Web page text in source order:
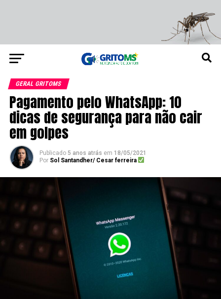
GERAL GRITOMS
Pagamento pelo WhatsApp: 10
dicas de segurança para não cair
em golpes
Publicado 5 anos atrás em 18/05/2021
Por Sol Santandher/ Cesar ferreira